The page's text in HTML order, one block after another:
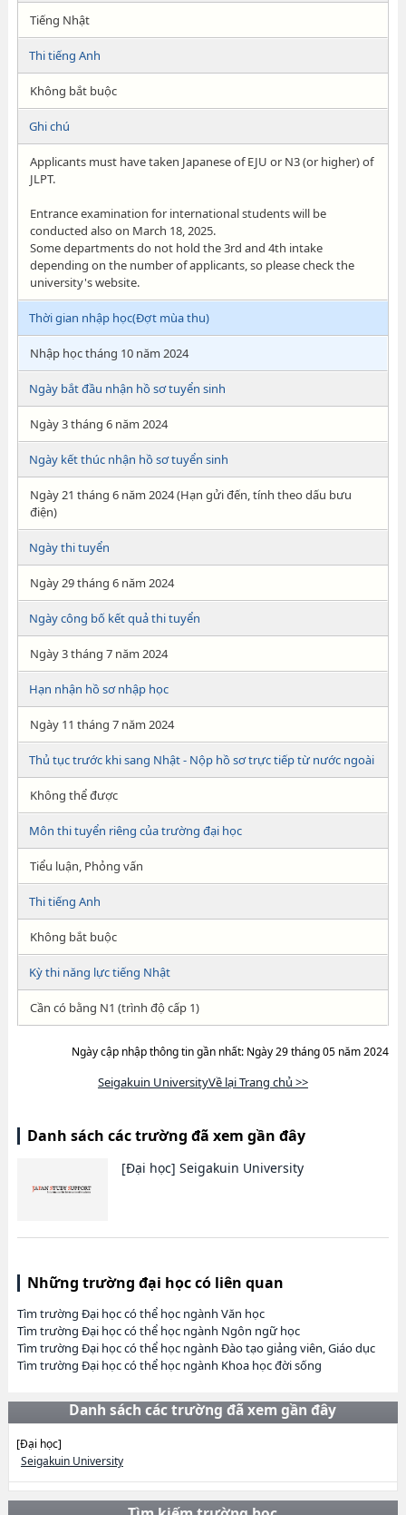
Tiếng Nhật
Thi tiếng Anh
Không bắt buộc
Ghi chú
Applicants must have taken Japanese of EJU or N3 (or higher) of
JLPT.
Entrance examination for international students will be
conducted also on March 18, 2025.
Some departments do not hold the 3rd and 4th intake
depending on the number of applicants, so please check the
university's website.
Thời gian nhập học(Đợt mùa thu)
Nhập học tháng 10 năm 2024
Ngày bắt đầu nhận hồ sơ tuyển sinh
Ngày 3 tháng 6 năm 2024
Ngày kết thúc nhận hồ sơ tuyển sinh
Ngày 21 tháng 6 năm 2024 (Hạn gửi đến, tính theo dấu bưu
điện)
Ngày thi tuyển
Ngày 29 tháng 6 năm 2024
Ngày công bố kết quả thi tuyển
Ngày 3 tháng 7 năm 2024
Hạn nhận hồ sơ nhập học
Ngày 11 tháng 7 năm 2024
Thủ tục trước khi sang Nhật - Nộp hồ sơ trực tiếp từ nước ngoài
Không thể được
Môn thi tuyển riêng của trường đại học
Tiểu luận, Phỏng vấn
Thi tiếng Anh
Không bắt buộc
Kỳ thi năng lực tiếng Nhật
Cần có bằng N1 (trình độ cấp 1)
Ngày cập nhập thông tin gần nhất: Ngày 29 tháng 05 năm 2024
Seigakuin UniversityVề lại Trang chủ >>
Danh sách các trường đã xem gần đây
[Đại học] Seigakuin University
Những trường đại học có liên quan
Tìm trường Đại học có thể học ngành Văn học
Tìm trường Đại học có thể học ngành Ngôn ngữ học
Tìm trường Đại học có thể học ngành Đào tạo giảng viên, Giáo dục
Tìm trường Đại học có thể học ngành Khoa học đời sống
Danh sách các trường đã xem gần đây
[Đại học]
Seigakuin University